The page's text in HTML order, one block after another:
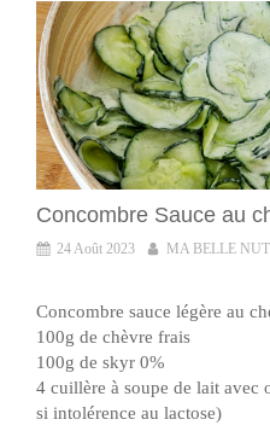
Concombre Sauce au
24 Août 2023 MA BELLE
Concombre sauce légère au
100g de chèvre frais
100g de skyr 0%
4 cuillère à soupe de lait avec
si intolérence au lactose)